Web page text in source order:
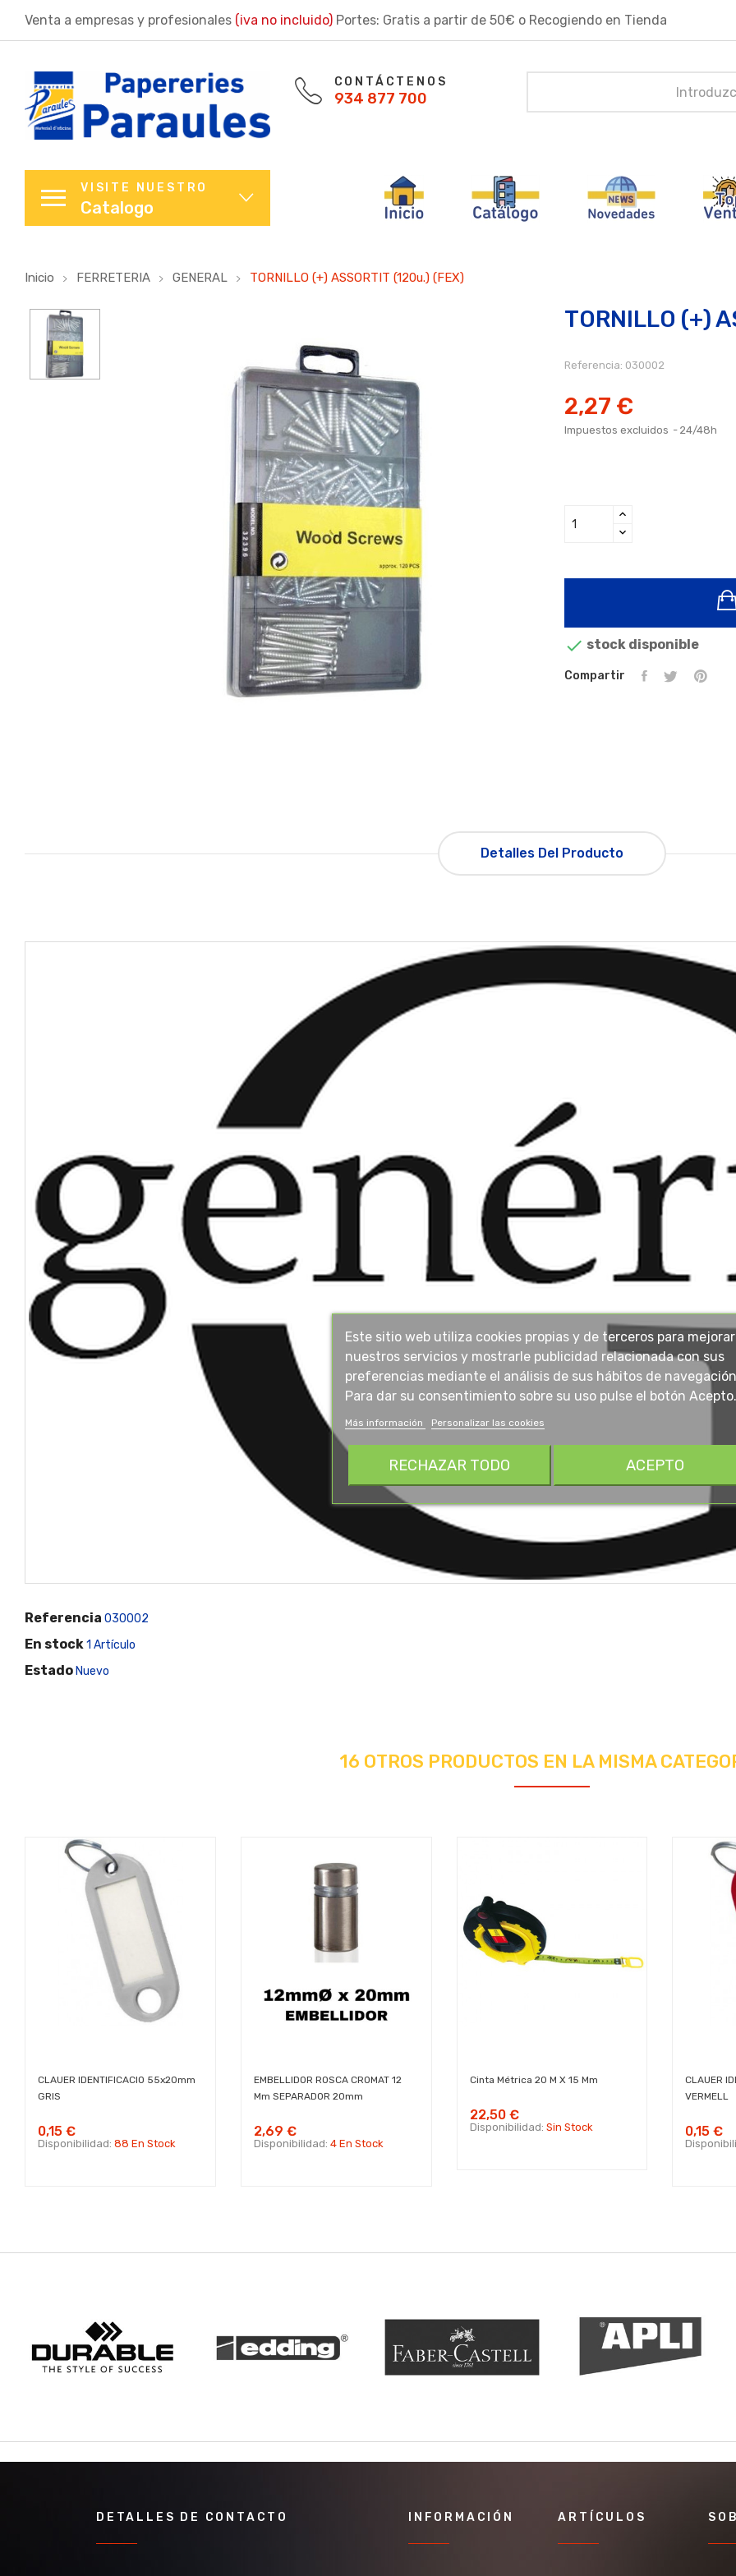
Venta a empresas y profesionales (iva no incluido) Portes: Gratis a partir de 50€ o Recogiendo en Tienda
CONTÁCTENOS
934 877 700
VISITE NUESTRO
Catalogo
Inicio FERRETERIA GENERAL TORNILLO (+) ASSORTIT (120u.) (FEX)
TORNILLO (+)
Referencia: 030002
2,27 €
Impuestos excluidos 24/48h
 stock disponible
Compartir
Detalles Del Producto
Referencia 030002
En stock 1 Artículo
Estado Nuevo
16 OTROS PRODUCTOS EN LA MISMA
CLAUER IDENTIFICACIO 55x20mm
GRIS
0,15 €
Disponibilidad: 88 En Stock
EMBELLIDOR ROSCA CROMAT 12
Mm SEPARADOR 20mm
2,69 €
Disponibilidad: 4 En Stock
Cinta Métrica 20 M X 15 Mm
22,50 €
Disponibilidad: Sin Stock
CLAUER
VERMELL
0,15 €
DETALLES DE CONTACTO INFORMACIÓN ARTÍCULOS
Este sitio web utiliza cookies propias y de terceros para mejorar
nuestros servicios y mostrarle publicidad relacionada con sus
preferencias mediante el análisis de sus hábitos de
Para dar su consentimiento sobre su uso pulse el botón Acepto.
Más información Personalizar las cookies
RECHAZAR TODO ACEPTO